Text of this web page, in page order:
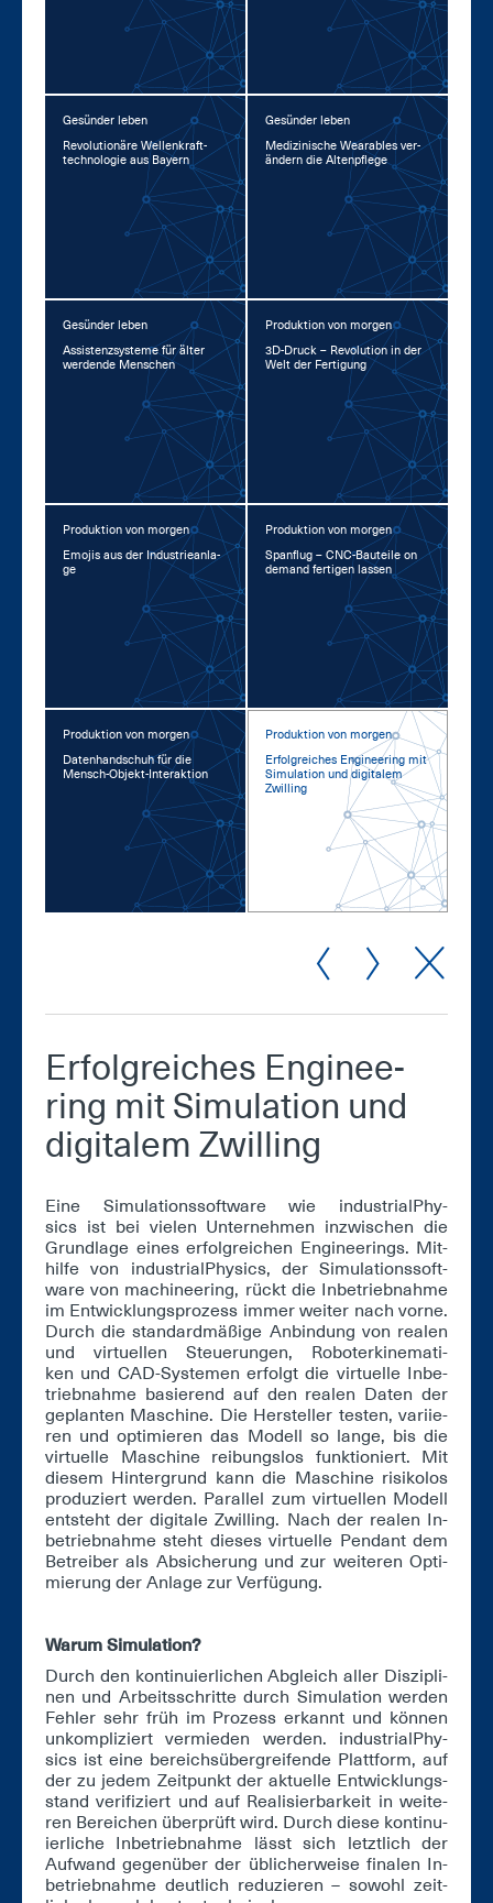
Gesünder leben
Re­vo­lu­tio­nä­re Wel­len­kraft­
tech­no­lo­gie aus Bay­ern
Gesünder leben
Me­di­zi­ni­sche Weara­bles ver­
än­dern die Al­ten­pfle­ge
Gesünder leben
As­sis­tenz­sys­te­me für äl­ter
wer­den­de Men­schen
Produktion von morgen
3D-Druck – Re­vo­lu­ti­on in der
Welt der Fer­ti­gung
Produktion von morgen
Emo­jis aus der In­dus­trie­an­la­
ge
Produktion von morgen
Span­flug – CNC-Bau­tei­le on
de­mand fer­ti­gen las­sen
Produktion von morgen
Da­ten­hand­schuh für die
Mensch-Ob­jekt-In­ter­ak­ti­on
Produktion von morgen
Er­folg­rei­ches En­gi­nee­ring mit
Si­mu­la­ti­on und di­gi­ta­lem
Zwil­ling
Er­folg­rei­ches En­gi­nee­
ring mit Si­mu­la­ti­on und
di­gi­ta­lem Zwil­ling
Ei­ne Si­mu­la­ti­ons­soft­ware wie in­dus­tri­al­Phy­
sics ist bei vie­len Un­ter­neh­men in­zwi­schen die
Grund­la­ge ei­nes er­folg­rei­chen En­gi­nee­rings. Mit­
hil­fe von in­dus­tri­al­Phy­sics, der Si­mu­la­ti­ons­soft­
ware von ma­chinee­ring, rückt die In­be­trieb­nah­me
im Ent­wick­lungs­pro­zess im­mer wei­ter nach vor­ne.
Durch die stan­dard­mä­ßi­ge An­bin­dung von rea­len
und vir­tu­el­len Steue­run­gen, Ro­bo­ter­ki­ne­ma­ti­
ken und CAD-Sys­te­men er­folgt die vir­tu­el­le In­be­
trieb­nah­me ba­sie­rend auf den rea­len Da­ten der
ge­plan­ten Ma­schi­ne. Die Her­stel­ler tes­ten, va­ri­ie­
ren und op­ti­mie­ren das Mo­dell so lan­ge, bis die
vir­tu­el­le Ma­schi­ne rei­bungs­los funk­tio­niert. Mit
die­sem Hin­ter­grund kann die Ma­schi­ne ri­si­ko­los
pro­du­ziert wer­den. Par­al­lel zum vir­tu­el­len Mo­dell
ent­steht der di­gi­ta­le Zwil­ling. Nach der rea­len In­
be­trieb­nah­me steht die­ses vir­tu­el­le Pen­dant dem
Be­trei­ber als Ab­si­che­rung und zur wei­te­ren Op­ti­
mie­rung der An­la­ge zur Ver­fü­gung.
War­um Si­mu­la­ti­on?
Durch den kon­ti­nu­ier­li­chen Ab­gleich al­ler Dis­zi­pli­
nen und Ar­beits­schrit­te durch Si­mu­la­ti­on wer­den
Feh­ler sehr früh im Pro­zess er­kannt und kön­nen
un­kom­pli­ziert ver­mie­den wer­den. in­dus­tri­al­Phy­
sics ist ei­ne be­reichs­über­grei­fen­de Platt­form, auf
der zu je­dem Zeit­punkt der ak­tu­el­le Ent­wick­lungs­
stand ve­ri­fi­ziert und auf Rea­li­sier­bar­keit in wei­te­
ren Be­rei­chen über­prüft wird. Durch die­se kon­ti­nu­
ier­li­che In­be­trieb­nah­me lässt sich letzt­lich der
Auf­wand ge­gen­über der üb­li­cher­wei­se fi­na­len In­
be­trieb­nah­me deut­lich re­du­zie­ren – so­wohl zeit­